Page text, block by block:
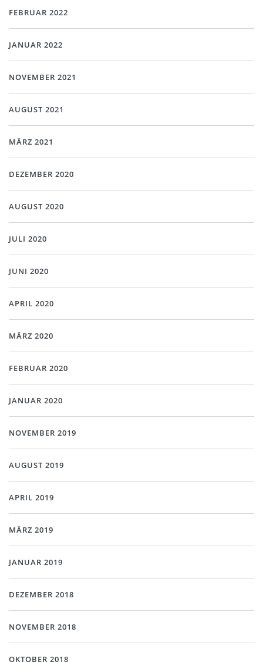
FEBRUAR 2022
JANUAR 2022
NOVEMBER 2021
AUGUST 2021
MÄRZ 2021
DEZEMBER 2020
AUGUST 2020
JULI 2020
JUNI 2020
APRIL 2020
MÄRZ 2020
FEBRUAR 2020
JANUAR 2020
NOVEMBER 2019
AUGUST 2019
APRIL 2019
MÄRZ 2019
JANUAR 2019
DEZEMBER 2018
NOVEMBER 2018
OKTOBER 2018